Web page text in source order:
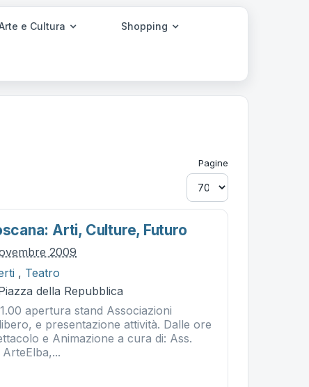
e Cultura Shopping
Pagine
Arti, Culture, Futuro
2009
, Teatro
della Repubblica
apertura stand Associazioni
e presentazione attività. Dalle ore
e Animazione a cura di: Ass.